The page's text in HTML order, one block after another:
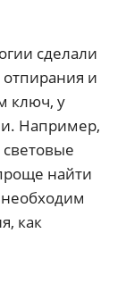
сделали
и
ключ, у
Например,
найти
как